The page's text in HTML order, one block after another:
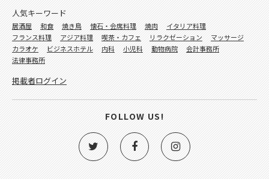
人気キーワード
居酒屋 和食 焼き鳥 懐石・会席料理 焼肉
イタリア料理
フランス料理
アジア料理 喫茶・カフェ リラクゼーション
マッサージ
カラオケ
ビジネスホテル 内科 小児科 動物病院
会計事務所
法律事務所
掲載者ログイン
FOLLOW US!